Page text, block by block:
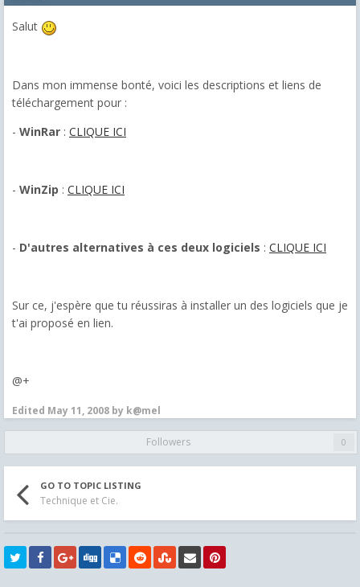
Salut
Dans mon immense bonté, voici les descriptions et liens de
téléchargement pour :
- WinRar : CLIQUE ICI
- WinZip : CLIQUE ICI
- D'autres alternatives à ces deux logiciels : CLIQUE ICI
Sur ce, j'espère que tu réussiras à installer un des logiciels que je
t'ai proposé en lien.
@+
Edited May 11, 2008 by k@mel
Followers 0
GO TO TOPIC LISTING
Technique et Cie.